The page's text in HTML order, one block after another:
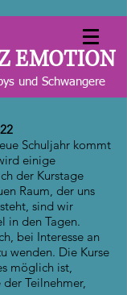
EMOTION
und Schwangere
Schuljahr kommt
einige
der Kurstage
Raum, der uns
sind wir
in den Tagen.
bei Interesse an
wenden. Die Kurse
möglich ist,
Teilnehmer,